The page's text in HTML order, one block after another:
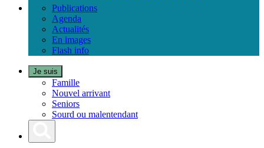
Publications
Agenda
Actualités
En images
Flash info
Je suis
Famille
Nouvel arrivant
Seniors
Sourd ou malentendant